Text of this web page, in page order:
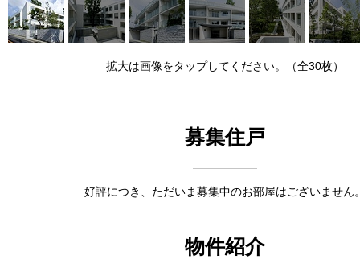
拡大は画像をタップしてください。（全30枚）
募集住戸
好評につき、ただいま募集中のお部屋はございません
物件紹介